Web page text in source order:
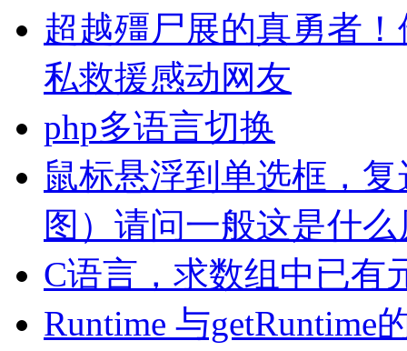
超越殭尸展的真勇者
私救援感动网友
php多语言切换
鼠标悬浮到单选框，
图）请问一般这是什
C语言，求数组中已有
Runtime 与getRuntime